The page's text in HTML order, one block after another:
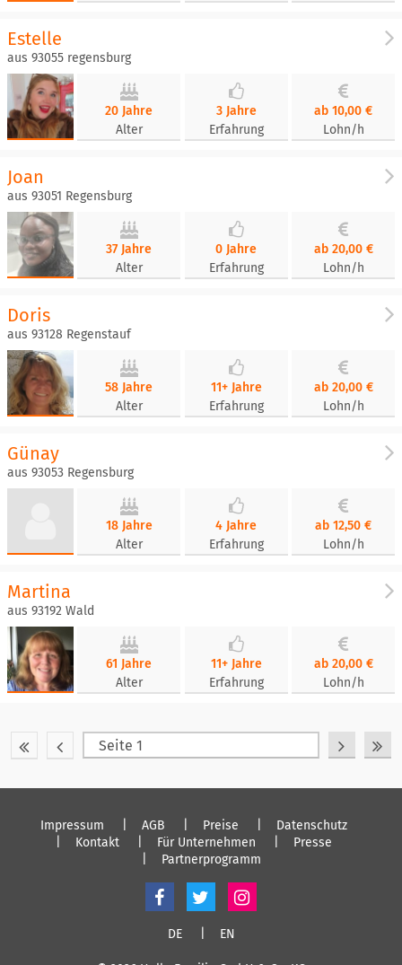
Estelle
aus 93055 regensburg
20 Jahre
Alter
3 Jahre
Erfahrung
ab 10,00 €
Lohn/h
Joan
aus 93051 Regensburg
37 Jahre
Alter
0 Jahre
Erfahrung
ab 20,00 €
Lohn/h
Doris
aus 93128 Regenstauf
58 Jahre
Alter
11+ Jahre
Erfahrung
ab 20,00 €
Lohn/h
Günay
aus 93053 Regensburg
18 Jahre
Alter
4 Jahre
Erfahrung
ab 12,50 €
Lohn/h
Martina
aus 93192 Wald
61 Jahre
Alter
11+ Jahre
Erfahrung
ab 20,00 €
Lohn/h
Impressum AGB Preise
Datenschutz
Kontakt
Für Unternehmen
Presse
Partnerprogramm
DE EN